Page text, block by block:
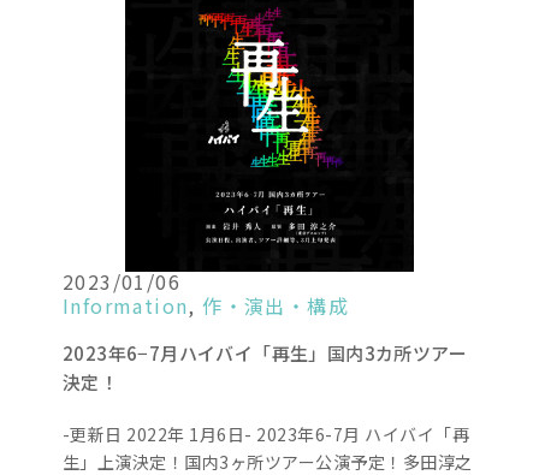
2023/01/06
Information,作・演出・構成
2023年6−7月ハイバイ「再生」国内3カ所ツアー
決定！
-更新日 2022年 1月6日- 2023年6-7月 ハイバイ「再
生」上演決定！国内3ヶ所ツアー公演予定！多田淳之